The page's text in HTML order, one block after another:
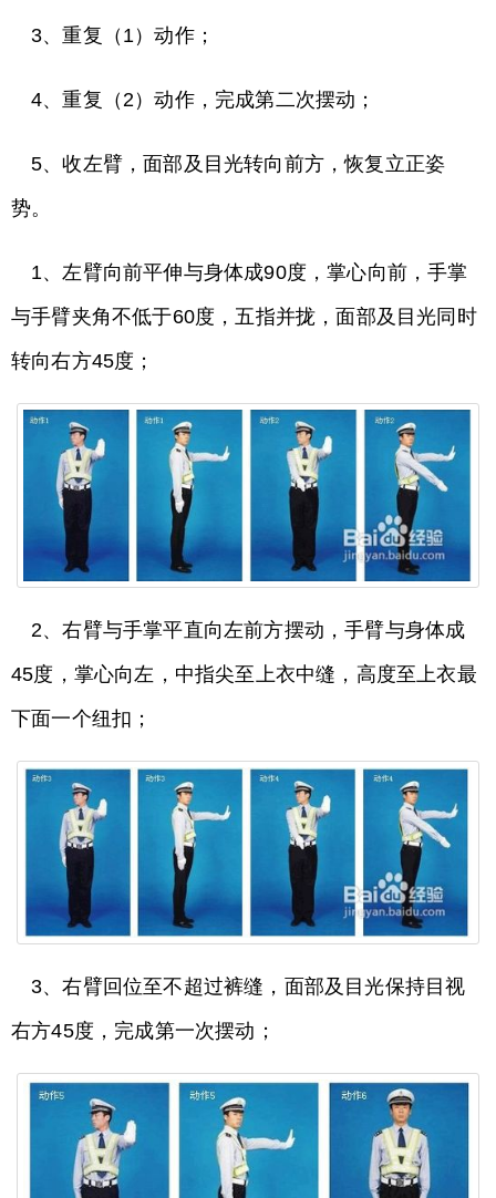
3、重复（1）动作；
4、重复（2）动作，完成第二次摆动；
5、收左臂，面部及目光转向前方，恢复立正姿
势。
1、左臂向前平伸与身体成90度，掌心向前，手掌
与手臂夹角不低于60度，五指并拢，面部及目光同时
转向右方45度；
2、右臂与手掌平直向左前方摆动，手臂与身体成
45度，掌心向左，中指尖至上衣中缝，高度至上衣最
下面一个纽扣；
3、右臂回位至不超过裤缝，面部及目光保持目视
右方45度，完成第一次摆动；